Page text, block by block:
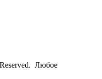
Любое